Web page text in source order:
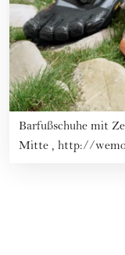
Barfußschuhe mit
Mitte , http://